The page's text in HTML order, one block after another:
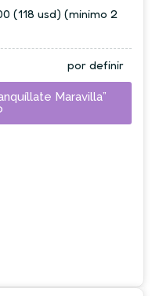
(118 usd) (minimo 2
por definir
Maravilla”